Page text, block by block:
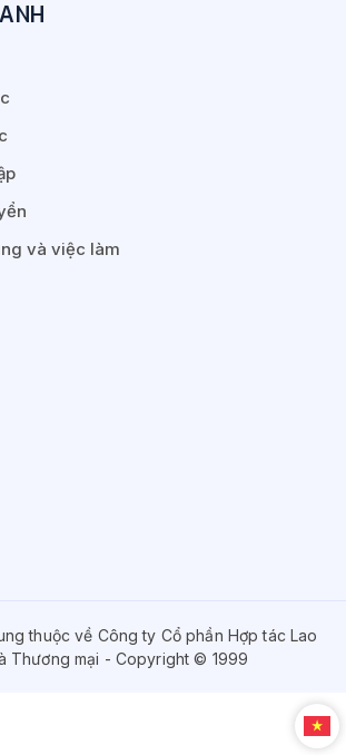
và việc làm
thuộc về Công ty Cổ phần Hợp tác Lao
Thương mại - Copyright © 1999